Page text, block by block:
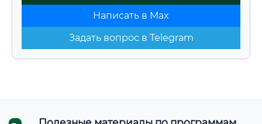
Написать в Max
Задать вопрос в Telegram